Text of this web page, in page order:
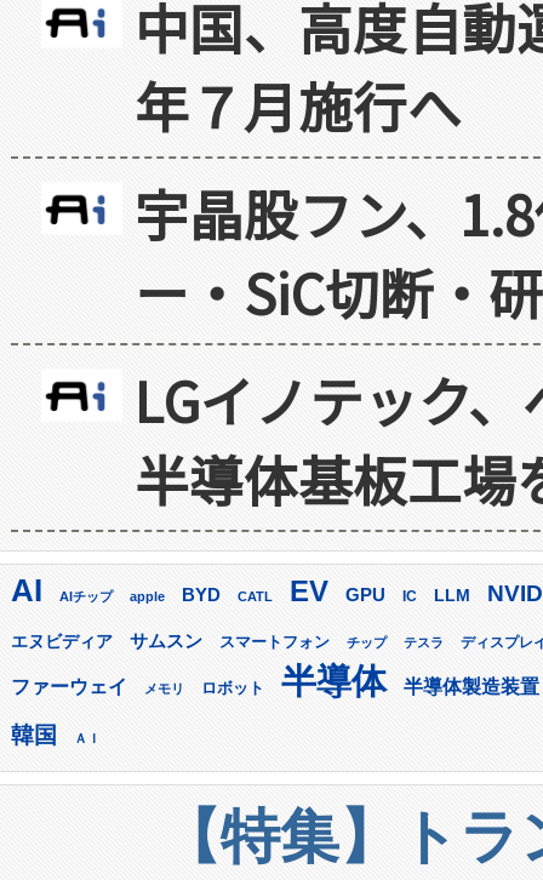
中国、高度自
年７月施行へ
宇晶股フン、
ー・SiC切断・
LGイノテック
半導体基板工場
AI AIチップ apple BYD CATL EV GPU IC LLM
エヌビディア サムスン スマートフォン チップ テスラ ディスプレ
ファーウェイ メモリ ロボット 半導体 半導体製造装置
韓国 ＡＩ
【特集】ト